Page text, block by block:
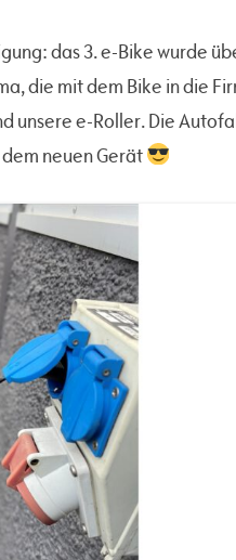
das 3. e-Bike wurde
die mit dem Bike in die
unsere e-Roller. Die
neuen Gerät